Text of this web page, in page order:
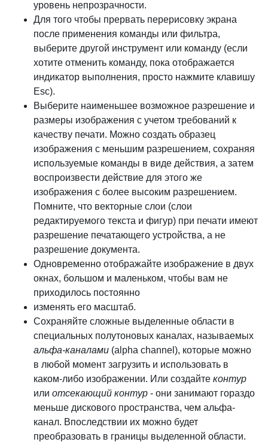
уровень непрозрачности.
Для того чтобы прервать перерисовку экрана
после применения команды или фильтра,
выберите другой инструмент или команду (если
хотите отменить команду, пока отображается
индикатор выполнения, просто нажмите клавишу
Esc).
Выберите наименьшее возможное разрешение и
размеры изображения с учетом требований к
качеству печати. Можно создать образец
изображения с меньшим разрешением, сохраняя
используемые команды в виде действия, а затем
воспроизвести действие для этого же
изображения с более высоким разрешением.
Помните, что векторные слои (слои
редактируемого текста и фигур) при печати имеют
разрешение печатающего устройства, а не
разрешение документа.
Одновременно отображайте изображение в двух
окнах, большом и маленьком, чтобы вам не
приходилось постоянно
изменять его масштаб.
Сохраняйте сложные выделенные области в
специальных полутоновых каналах, называемых
альфа-каналами (alpha channel), которые можно
в любой момент загрузить и использовать в
каком-либо изображении. Или создайте контур
или отсекающий контур - они занимают гораздо
меньше дискового пространства, чем альфа-
канал. Впоследствии их можно будет
преобразовать в границы выделенной области.